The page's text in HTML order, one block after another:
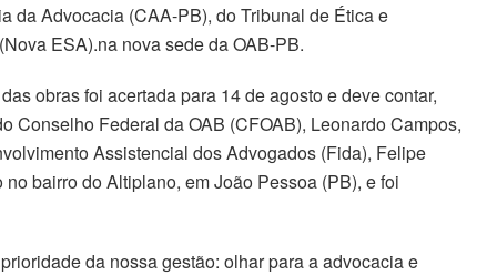
da Advocacia (CAA-PB), do Tribunal de Ética e
ESA).na nova sede da OAB-PB.
obras foi acertada para 14 de agosto e deve contar,
Conselho Federal da OAB (CFOAB), Leonardo Campos,
Assistencial dos Advogados (Fida), Felipe
bairro do Altiplano, em João Pessoa (PB), e foi
da nossa gestão: olhar para a advocacia e